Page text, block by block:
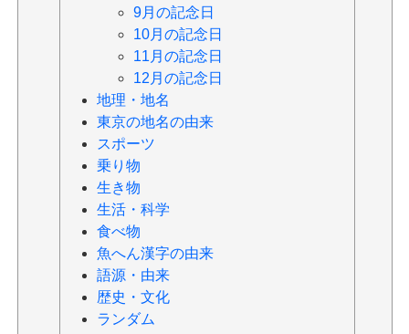
9月の記念日
10月の記念日
11月の記念日
12月の記念日
地理・地名
東京の地名の由来
スポーツ
乗り物
生き物
生活・科学
食べ物
魚へん漢字の由来
語源・由来
歴史・文化
ランダム